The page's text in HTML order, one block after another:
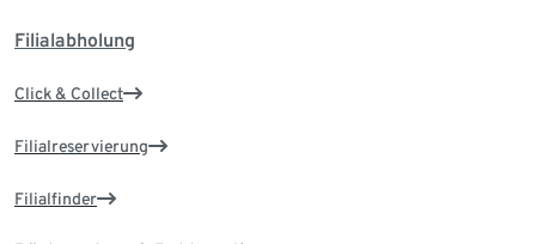
Filialabholung
Click & Collect
Filialreservierung
Filialfinder